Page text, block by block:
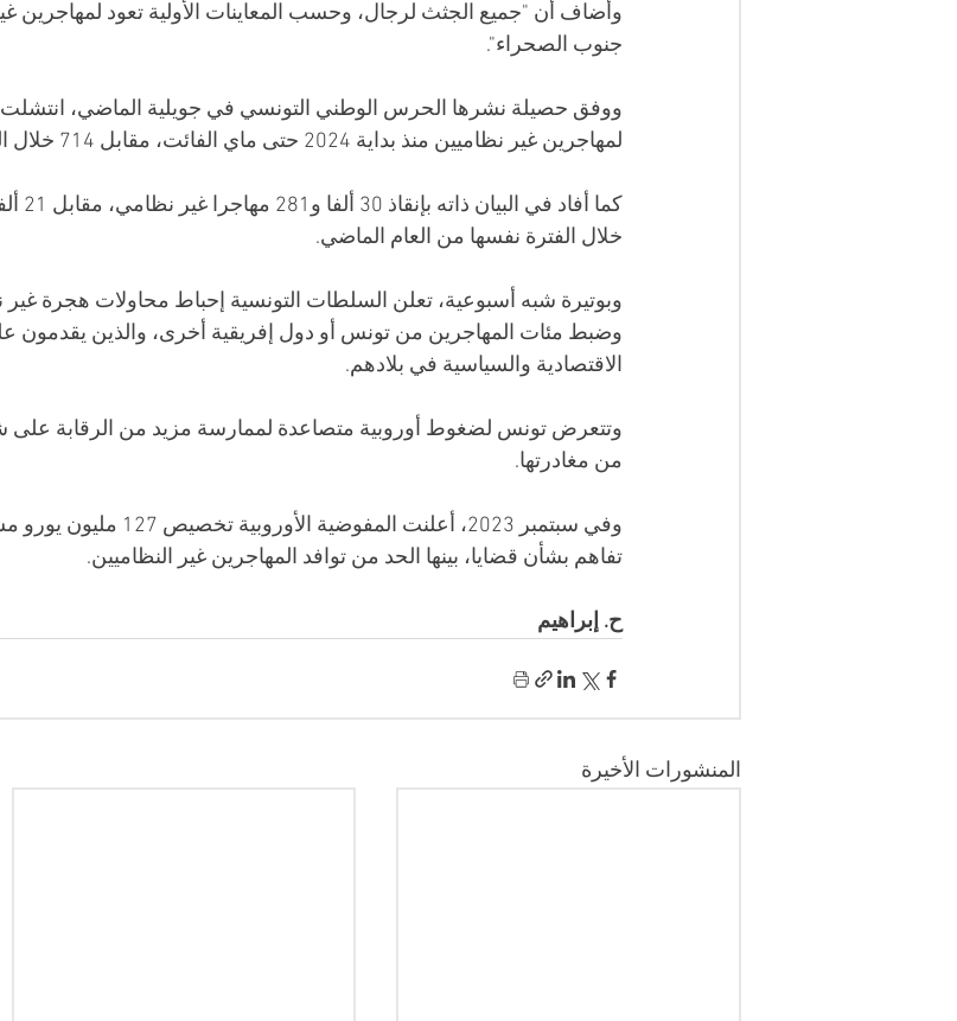
وأضاف أن "جميع الجثث لرجال، وحسب المعاينات الأولية تعود لمهاجرين
جنوب الصحراء".
لمهاجرين غير نظاميين منذ بداية 2024 حتى ماي الفائت، مقابل 714 خلال الفترة ذاتها من 2023.
خلال الفترة نفسها من العام الماضي.
وبوتيرة شبه أسبوعية، تعلن السلطات التونسية إحباط محاولات هجرة غير
وضبط مئات المهاجرين من تونس أو دول إفريقية أخرى، والذين يقدمون
الاقتصادية والسياسية في بلادهم.
وتتعرض تونس لضغوط أوروبية متصاعدة لممارسة مزيد من الرقابة على
من مغادرتها.
وفي سبتمبر 2023، أعلنت
تفاهم بشأن قضايا، بينها الحد من توافد المهاجرين غير النظاميين.
ح. إبراهيم
المنشورات الأخيرة